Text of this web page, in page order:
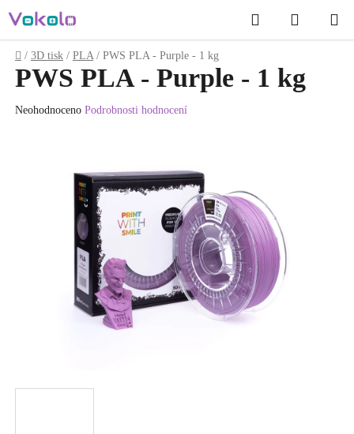
na
obsah
Hledat
KOŠÍK
Domů
/ 3D tisk / PLA / PWS PLA - Purple - 1 kg
PWS PLA - Purple - 1 kg
Průměrné
Neohodnoceno Podrobnosti hodnocení